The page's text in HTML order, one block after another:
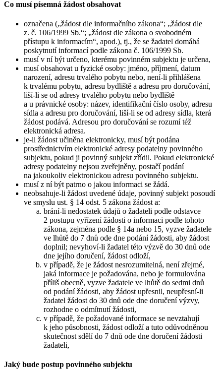
Co musí písemná žádost obsahovat
označena („žádost dle informačního zákona“; „žádost dle
z. č. 106/1999 Sb.“; „žádost dle zákona o svobodném
přístupu k informacím“, apod.), tj., že se žadatel domáhá
poskytnutí informací podle zákona č. 106/1999 Sb.
musí v ní být určeno, kterému povinném subjektu je určena,
musí obsahovat u fyzické osoby: jméno, příjmení, datum
narození, adresu trvalého pobytu nebo, není-li přihlášena
k trvalému pobytu, adresu bydliště a adresu pro doručování,
liší-li se od adresy trvalého pobytu nebo bydliště
a u právnické osoby: název, identifikační číslo osoby, adresu
sídla a adresu pro doručování, liší-li se od adresy sídla, která
žádost podává. Adresou pro doručování se rozumí též
elektronická adresa.
je-li žádost učiněna elektronicky, musí být podána
prostřednictvím elektronické adresy podatelny povinného
subjektu, pokud ji povinný subjekt zřídil. Pokud elektronické
adresy podatelny nejsou zveřejněny, postačí podání
na jakoukoliv elektronickou adresu povinného subjektu.
musí z ní být patrno o jakou informaci se žádá.
neobsahuje-li žádost uvedené údaje, povinný subjekt posoudí
ve smyslu ust. § 14 odst. 5 zákona žádost a:
brání-li nedostatek údajů o žadateli podle odstavce
2 postupu vyřízení žádosti o informaci podle tohoto
zákona, zejména podle § 14a nebo 15, vyzve žadatele
ve lhůtě do 7 dnů ode dne podání žádosti, aby žádost
doplnil; nevyhoví-li žadatel této výzvě do 30 dnů ode
dne jejího doručení, žádost odloží,
v případě, že je žádost nesrozumitelná, není zřejmé,
jaká informace je požadována, nebo je formulována
příliš obecně, vyzve žadatele ve lhůtě do sedmi dnů
od podání žádosti, aby žádost upřesnil, neupřesní-li
žadatel žádost do 30 dnů ode dne doručení výzvy,
rozhodne o odmítnutí žádosti,
v případě, že požadované informace se nevztahují
k jeho působnosti, žádost odloží a tuto odůvodněnou
skutečnost sdělí do 7 dnů ode dne doručení žádosti
žadateli,
Jaký bude postup povinného subjektu